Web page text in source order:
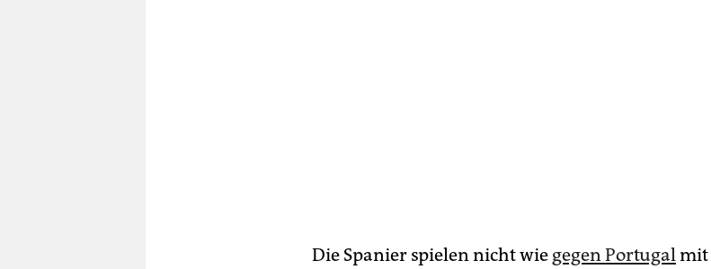
Die Spanier spielen nicht wie gegen Portugalmit